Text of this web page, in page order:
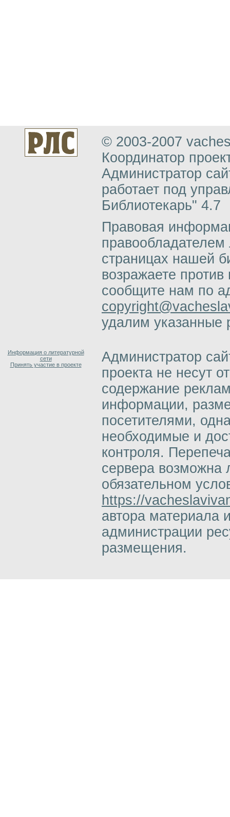
© 2003-2007
Координатор
Администратор
работает под
Библиотекарь" 4.7
Правовая
страницах нашей
возражаете
сообщите нам по
удалим указанные
Информация о литературной
сети
Принять участие в проекте
Администратор
проекта не несут
содержание
информации,
посетителями,
необходимые и
контроля.
сервера возможна
обязательном
https://
автора материала
администрации
размещения.